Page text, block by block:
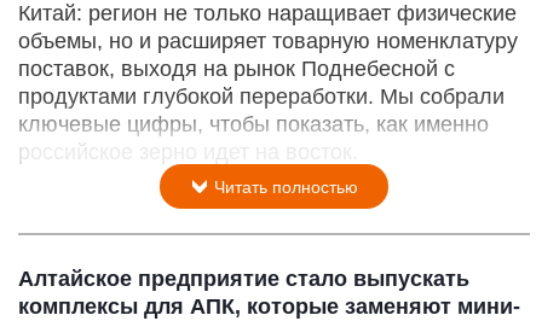
Китай: регион не только наращивает физические
объемы, но и расширяет товарную номенклатуру
поставок, выходя на рынок Поднебесной с
продуктами глубокой переработки. Мы собрали
ключевые цифры, чтобы показать, как именно
российское зерно идет на восток.
Читать полностью
Алтайское предприятие стало выпускать
комплексы для АПК, которые заменяют мини-